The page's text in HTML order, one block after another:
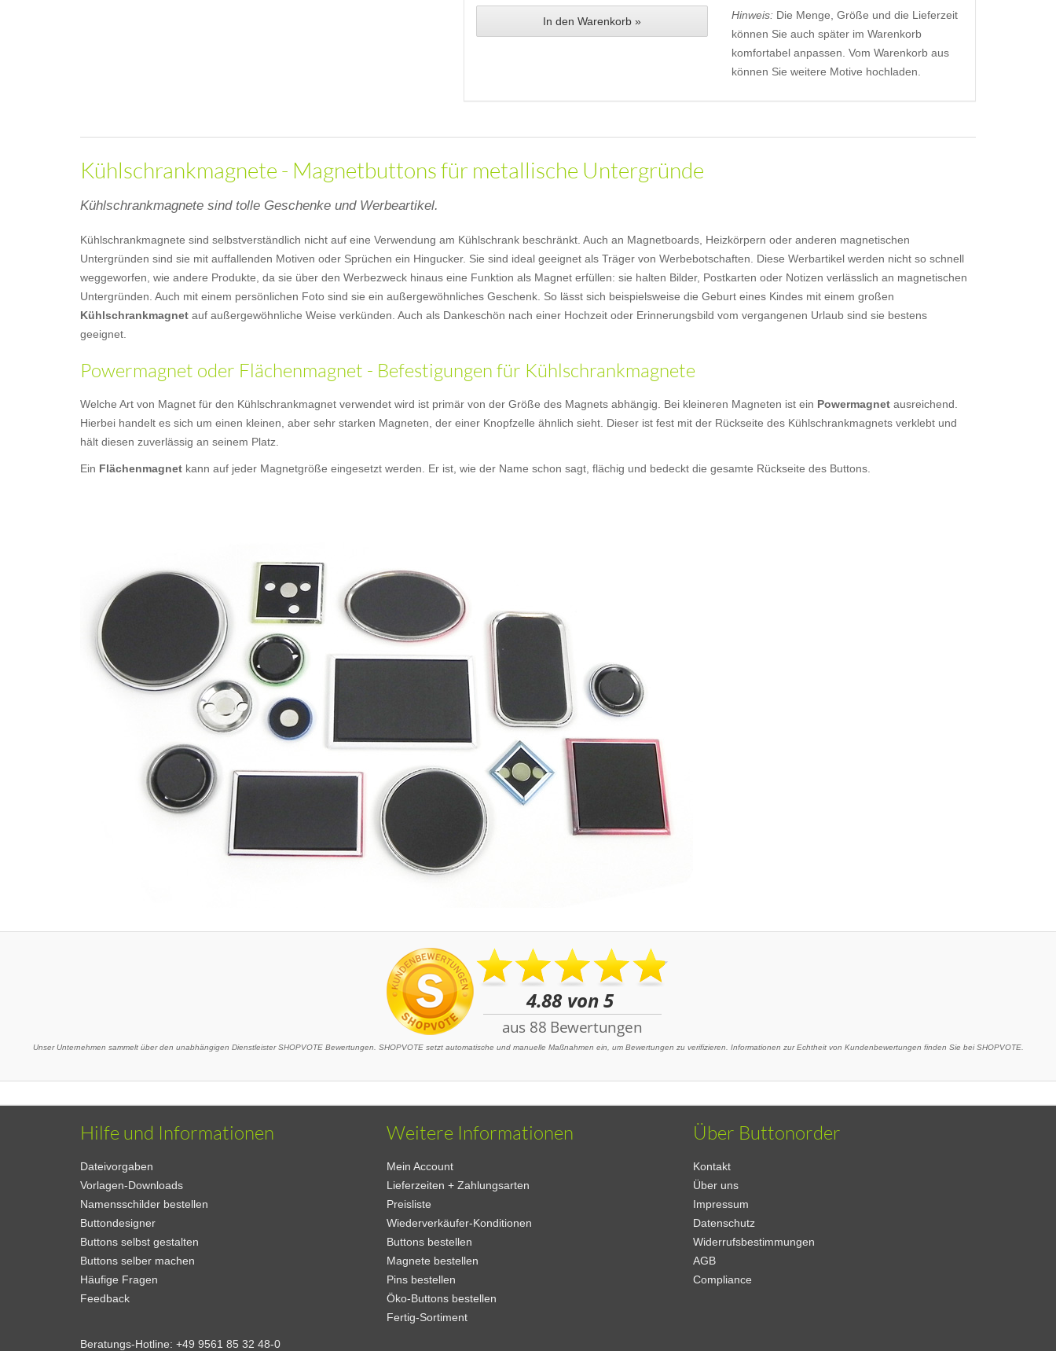
In den Warenkorb » Hinweis:Die Menge, Größe und die Lieferzeit
können Sie auch später im Warenkorb
komfortabel anpassen. Vom Warenkorb aus
können Sie weitere Motive hochladen.
Kühlschrankmagnete - Magnetbuttons für metallische Untergründe
Kühlschrankmagnete sind tolle Geschenke und Werbeartikel.
Kühlschrankmagnete sind selbstverständlich nicht auf eine Verwendung am Kühlschrank beschränkt. Auch an Magnetboards, Heizkörpern oder anderen magnetischen
Untergründen sind sie mit auffallenden Motiven oder Sprüchen ein Hingucker. Sie sind ideal geeignet als Träger von Werbebotschaften. Diese Werbartikel werden nicht so schnell
weggeworfen, wie andere Produkte, da sie über den Werbezweck hinaus eine Funktion als Magnet erfüllen: sie halten Bilder, Postkarten oder Notizen verlässlich an magnetischen
Untergründen. Auch mit einem persönlichen Foto sind sie ein außergewöhnliches Geschenk. So lässt sich beispielsweise die Geburt eines Kindes mit einem großen
Kühlschrankmagnet auf außergewöhnliche Weise verkünden. Auch als Dankeschön nach einer Hochzeit oder Erinnerungsbild vom vergangenen Urlaub sind sie bestens
geeignet.
Powermagnet oder Flächenmagnet - Befestigungen für Kühlschrankmagnete
Welche Art von Magnet für den Kühlschrankmagnet verwendet wird ist primär von der Größe des Magnets abhängig. Bei kleineren Magneten ist ein Powermagnet ausreichend.
Hierbei handelt es sich um einen kleinen, aber sehr starken Magneten, der einer Knopfzelle ähnlich sieht. Dieser ist fest mit der Rückseite des Kühlschrankmagnets verklebt und
hält diesen zuverlässig an seinem Platz.
Ein Flächenmagnet kann auf jeder Magnetgröße eingesetzt werden. Er ist, wie der Name schon sagt, flächig und bedeckt die gesamte Rückseite des Buttons.
Unser Unternehmen sammelt über den unabhängigen Dienstleister SHOPVOTE Bewertungen. SHOPVOTE setzt automatische und manuelle Maßnahmen ein, um Bewertungen zu verifizieren. Informationen zur Echtheit von Kundenbewertungen finden Sie bei SHOPVOTE.
Hilfe und Informationen
Dateivorgaben
Vorlagen-Downloads
Namensschilder bestellen
Buttondesigner
Buttons selbst gestalten
Buttons selber machen
Häufige Fragen
Feedback
Weitere Informationen
Mein Account
Lieferzeiten + Zahlungsarten
Preisliste
Wiederverkäufer-Konditionen
Buttons bestellen
Magnete bestellen
Pins bestellen
Öko-Buttons bestellen
Fertig-Sortiment
Über Buttonorder
Kontakt
Über uns
Impressum
Datenschutz
Widerrufsbestimmungen
AGB
Compliance
Beratungs-Hotline: +49 9561 85 32 48-0